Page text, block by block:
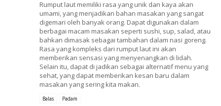
Rumput laut memiliki rasa yang unik dan kaya akan
umami, yang menjadikan bahan masakan yang sangat
digemari oleh banyak orang. Dapat digunakan dalam
berbagai macam masakan seperti sushi, sup, salad, atau
bahkan dimasak sebagai tambahan dalam nasi goreng.
Rasa yang kompleks dari rumput laut ini akan
memberikan sensasi yang menyenangkan di lidah.
Selain itu, dapat di jadikan sebagai alternatif menu yang
sehat, yang dapat memberikan kesan baru dalam
masakan yang sering kita makan.
Balas Padam